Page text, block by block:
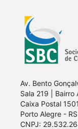
Av. Bento
Sala 219 | Bairro
Caixa Postal
Porto Alegre - RS
CNPJ: